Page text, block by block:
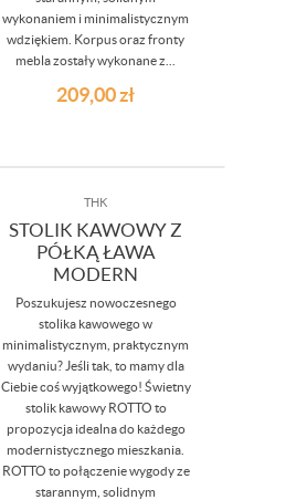
wykonaniem i minimalistycznym
wdziękiem. Korpus oraz fronty
mebla zostały wykonane z...
209,00zł
THK
STOLIK KAWOWY Z
PÓŁKĄ ŁAWA
MODERN
Poszukujesz nowoczesnego
stolika kawowego w
minimalistycznym, praktycznym
wydaniu? Jeśli tak, to mamy dla
Ciebie coś wyjątkowego! Świetny
stolik kawowy ROTTO to
propozycja idealna do każdego
modernistycznego mieszkania.
ROTTO to połączenie wygody ze
starannym, solidnym